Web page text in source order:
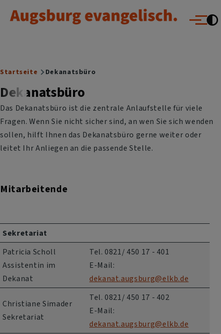
Augsburg evangelisch.
Menü
Breadcrumb
Startseite Dekanatsbüro
Dekanatsbüro
Das Dekanatsbüro ist die zentrale Anlaufstelle für viele
Fragen. Wenn Sie nicht sicher sind, an wen Sie sich wenden
sollen, hilft Ihnen das Dekanatsbüro gerne weiter oder
leitet Ihr Anliegen an die passende Stelle.
Mitarbeitende
Sekretariat
Patricia Scholl
Assistentin im
Dekanat
Tel. 0821/ 450 17 - 401
E-Mail:
dekanat.augsburg@elkb.de
Christiane Simader
Sekretariat
Tel. 0821/ 450 17 - 402
E-Mail:
dekanat.augsburg@elkb.de